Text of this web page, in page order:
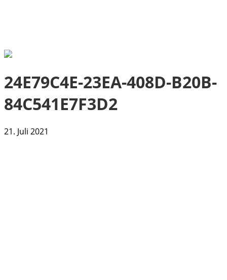
24E79C4E-23EA-408D-B20B-
84C541E7F3D2
21. Juli 2021